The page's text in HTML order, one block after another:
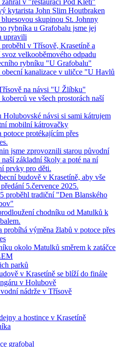
v "restauraci Pod Kletí"
kytarista John Slim Houtbraken
bluesovou skupinou St. Johnny
rybníka u Grafobalu jsme jej
upravili
v Třísově, Krasetíně a
velkooběmového odpadu
rybníku "U Grafobalu"
kanalizace v uličce "U Havlů
na návsi "U Žlíbku"
ve všech prostorách naší
Holubovské návsi si sami kátrujem
mobilní kátrovačky
potoce protékajícím přes
jsme zprovoznili starou původní
naší základní školy a poté na ní
prvky pro děti.
budově v Krasetíně, aby vše
5.července 2025.
proběhl tradiční "Den Blanského
chodníku od Matulků k
probíhá výměna žlabů v potoce přes
okolo Matulků směrem k zatáčce
parků
v Krasetíně se blíží do finále
v Holubově
nádrže v Třísově
a hostince v Krasetíně
grafobal